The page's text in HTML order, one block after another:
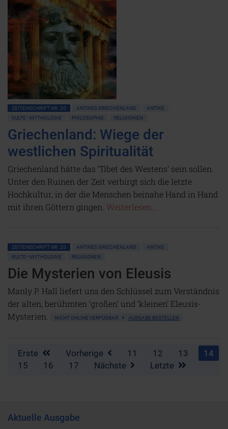
ZEITENSCHRIFT NR. 20 ANTIKES GRIECHENLAND
ANTIKE
KULTE • MYTHOLOGIE
PHILOSOPHIE RELIGIONEN
Griechenland: Wiege der
westlichen Spiritualität
Griechenland hätte das ‘Tibet des Westens’ sein sollen.
Unter den Ruinen der Zeit verbirgt sich die letzte
Hochkultur, in der die Menschen beinahe Hand in Hand
mit ihren Göttern gingen. Weiterlesen...
ZEITENSCHRIFT NR. 20 ANTIKES GRIECHENLAND
ANTIKE
KULTE • MYTHOLOGIE
RELIGIONEN
Die Mysterien von Eleusis
Manly P. Hall liefert uns den Schlüssel zum Verständnis
der alten, berühmten ‘großen’ und ‘kleinen’ Eleusis-
Mysterien.
NICHT ONLINE VERFÜGBAR AUSGABE BESTELLEN
Erste Vorherige 11 12 13
14
15
16 17 Nächste Letzte
Aktuelle Ausgabe